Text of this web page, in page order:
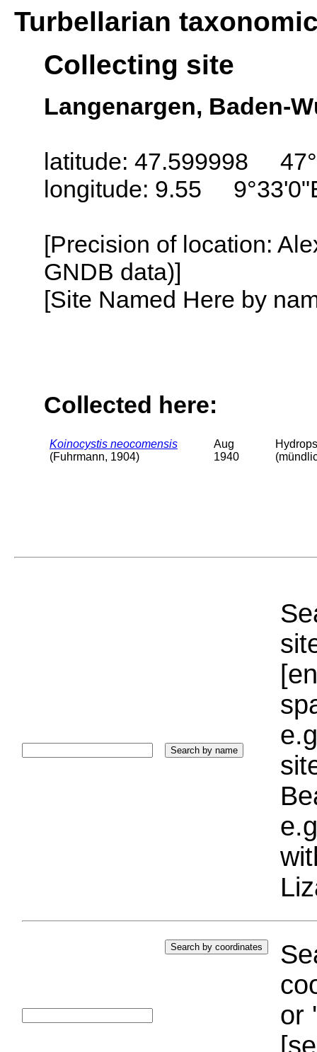
Turbellarian
Collecting site
Langenargen, Baden-
latitude: 47.599998
longitude: 9.55
[Precision of location:
GNDB data)]
[Site Named Here by
Collected here:
Koinocystis neocomensis
(Fuhrmann, 1904)
Aug
1940
or